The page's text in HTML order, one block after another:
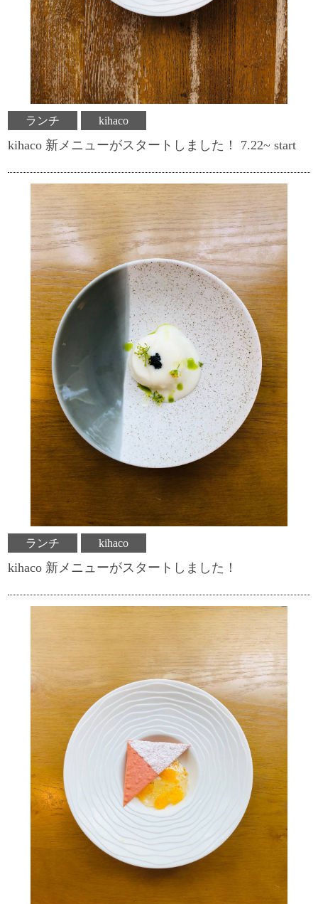
ランチ kihaco
kihaco 新メニューがスタートしました！ 7.22~ start
ランチ kihaco
kihaco 新メニューがスタートしました！